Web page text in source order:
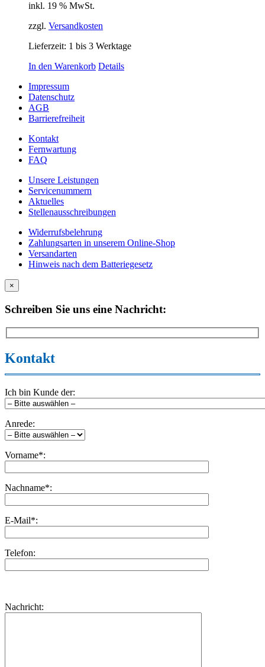
inkl. 19 % MwSt.
zzgl. Versandkosten
Lieferzeit: 1 bis 3 Werktage
In den Warenkorb Details
Impressum
Datenschutz
AGB
Barrierefreiheit
Kontakt
Fernwartung
FAQ
Unsere Leistungen
Servicenummern
Aktuelles
Stellenausschreibungen
Widerrufsbelehrung
Zahlungsarten in unserem Online-Shop
Versandarten
Hinweis nach dem Batteriegesetz
×
Schreiben Sie uns eine Nachricht:
Kontakt
Ich bin Kunde der:
Anrede:
Vorname*:
Nachname*:
E-Mail*:
Telefon:
dieses
lasse
Nachricht: